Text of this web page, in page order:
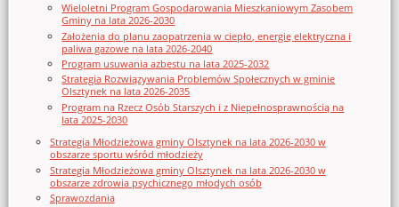
Wieloletni Program Gospodarowania Mieszkaniowym Zasobem
Gminy na lata 2026-2030
Założenia do planu zaopatrzenia w ciepło, energię elektryczna i
paliwa gazowe na lata 2026-2040
Program usuwania azbestu na lata 2025-2032
Strategia Rozwiązywania Problemów Społecznych w gminie
Olsztynek na lata 2026-2035
Program na Rzecz Osób Starszych i z Niepełnosprawnością na
lata 2025-2030
Strategia Młodzieżowa gminy Olsztynek na lata 2026-2030 w
obszarze sportu wśród młodzieży
Strategia Młodzieżowa gminy Olsztynek na lata 2026-2030 w
obszarze zdrowia psychicznego młodych osób
Sprawozdania